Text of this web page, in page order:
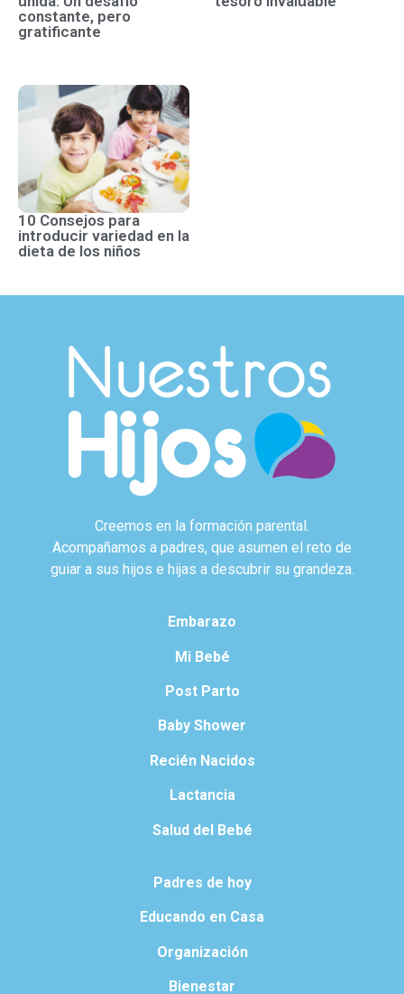
constante, pero
gratificante
10 Consejos para
introducir variedad en la
dieta de los niños
Creemos en la formación parental.
Acompañamos a padres, que asumen el reto de
guiar a sus hijos e hijas a descubrir su grandeza.
Embarazo
Mi Bebé
Post Parto
Baby Shower
Recién Nacidos
Lactancia
Salud del Bebé
Padres de hoy
Educando en Casa
Organización
Bienestar